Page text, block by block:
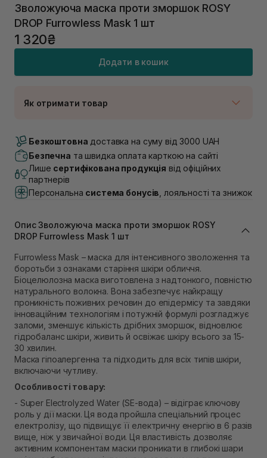
Зволожуюча маска проти зморшок ROSY
DROP Furrowless Mask 1 шт
1 320₴
Додати в кошик
Як отримати товар
В наявності
Самовивіз м. Луцьк, вул. Винниченка 4
В наявності
Самовивіз м. Львів, вул. Академіка Підстригача, 1В
(Duck’s Lake)
В наявності
В наявності
Самовивіз м. Львів, вул. Степана Бандери 45
Самовивіз м. Рівне, вул. 16-го Липня, 15
В наявності
Самовивіз м. Рівне, вул. Кулика і Гудачека 23 (ТЦ
Екватор)
В наявності
Безкоштовна доставка на суму від 3000 UAH
Безпечна та швидка оплата карткою на сайті
Лише сертифікована продукція від офіційних
партнерів
Персональна система бонусів , лояльності та знижок
Опис Зволожуюча маска проти зморшок ROSY
DROP Furrowless Mask 1 шт
Furrowless Mask – маска для інтенсивного зволоження та
боротьби з ознаками старіння шкіри обличчя.
Біоцелюлозна маска виготовлена з надтонкого, повністю
натурального волокна. Вона забезпечує найкращу
проникність поживних речовин до епідермісу та завдяки
інноваційним технологіям і потужній формулі розгладжує
заломи, зменшує кількість дрібних зморшок, відновлює
гідробаланс шкіри, живить й освіжає шкіру всього за 15-
30 хвилин.
Маска гіпоалергенна та підходить для всіх типів шкіри,
включаючи чутливу.
Особливості товару:
- Super Electrolyzed Water (SE-вода) – відіграє ключову
роль у дії маски. Ця вода пройшла спеціальний процес
електролізу, що підвищує її електричну енергію в 6 разів
вище, ніж у звичайної води. Ця властивість дозволяє
активним компонентам маски проникати в глибокі шари